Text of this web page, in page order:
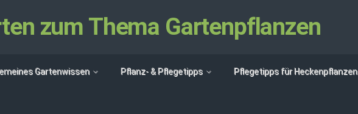
zum Thema Gartenpflanzen
Gartenwissen Pflanz- & Pflegetipps Pflegetipps für Heckenpflanzen